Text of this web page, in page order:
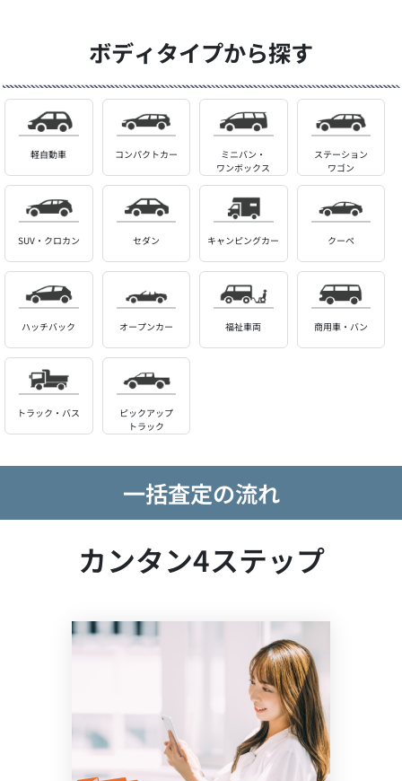
ボディタイプから探す
軽自動車 コンパクトカー
ミニバン・
ワンボックス
ステーション
ワゴン
SUV・クロカン セダン キャンピングカー クーペ
ハッチバック オープンカー 福祉車両 商用車・バン
トラック・バス
ピックアップ
トラック
一括査定の流れ
カンタン4ステップ